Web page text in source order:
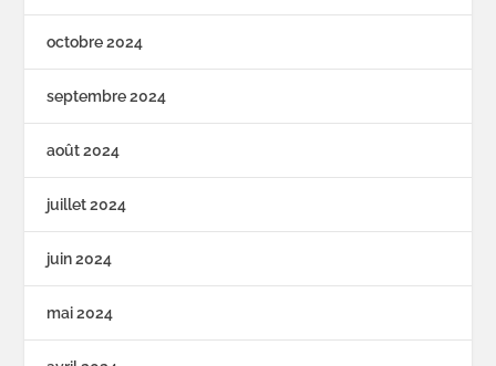
octobre 2024
septembre 2024
août 2024
juillet 2024
juin 2024
mai 2024